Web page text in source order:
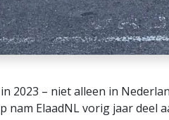
2023 – niet alleen in
nam ElaadNL vorig jaar deel